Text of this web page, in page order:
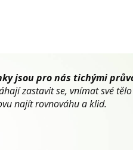
jsou pro nás tichými
zastavit se, vnímat své tělo
najít rovnováhu a klid.